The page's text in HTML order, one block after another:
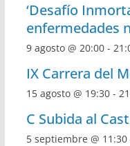
‘Desafío
enfermedades
9 agosto @ 20:00-
IX Carrera del
15 agosto @ 19:30-
C Subida al
5 septiembre @ 11:30